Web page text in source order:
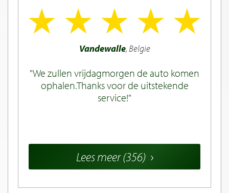
Vandewalle, Belgie
We zullen vrijdagmorgen de auto komen
ophalen.Thanks voor de uitstekende
service!
Lees meer (356)